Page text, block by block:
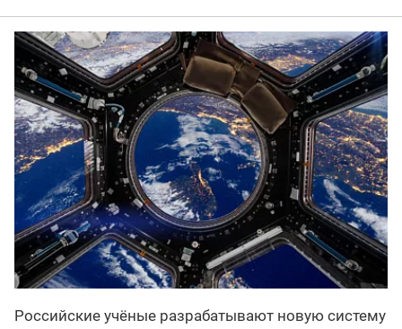
Российские учёные разрабатывают новую систему